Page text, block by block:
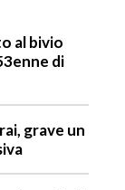
al bivio
di
grave un